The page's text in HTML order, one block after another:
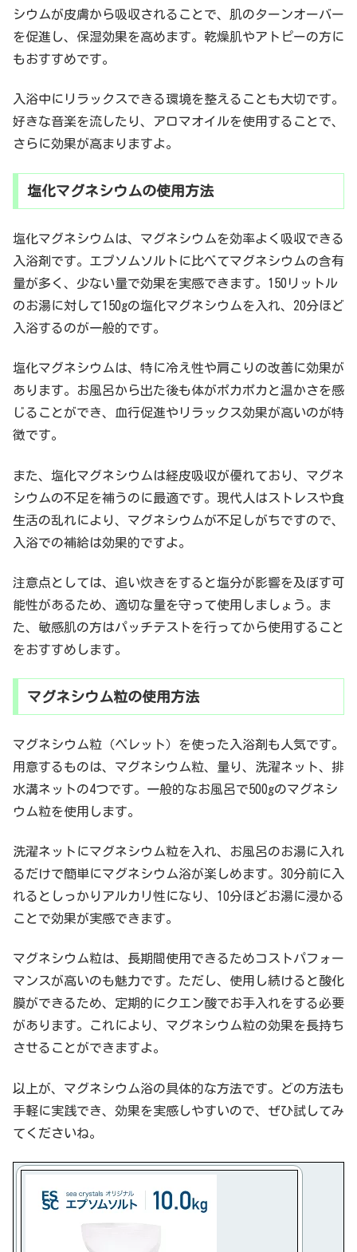
シウムが皮膚から吸収されることで、肌のターンオーバー
を促進し、保湿効果を高めます。乾燥肌やアトピーの方に
もおすすめです。
入浴中にリラックスできる環境を整えることも大切です。
好きな音楽を流したり、アロマオイルを使用することで、
さらに効果が高まりますよ。
塩化マグネシウムの使用方法
塩化マグネシウムは、マグネシウムを効率よく吸収できる
入浴剤です。エプソムソルトに比べてマグネシウムの含有
量が多く、少ない量で効果を実感できます。150リットル
のお湯に対して150gの塩化マグネシウムを入れ、20分ほど
入浴するのが一般的です。
塩化マグネシウムは、特に冷え性や肩こりの改善に効果が
あります。お風呂から出た後も体がポカポカと温かさを感
じることができ、血行促進やリラックス効果が高いのが特
徴です。
また、塩化マグネシウムは経皮吸収が優れており、マグネ
シウムの不足を補うのに最適です。現代人はストレスや食
生活の乱れにより、マグネシウムが不足しがちですので、
入浴での補給は効果的ですよ。
注意点としては、追い炊きをすると塩分が影響を及ぼす可
能性があるため、適切な量を守って使用しましょう。ま
た、敏感肌の方はパッチテストを行ってから使用すること
をおすすめします。
マグネシウム粒の使用方法
マグネシウム粒（ペレット）を使った入浴剤も人気です。
用意するものは、マグネシウム粒、量り、洗濯ネット、排
水溝ネットの4つです。一般的なお風呂で500gのマグネシ
ウム粒を使用します。
洗濯ネットにマグネシウム粒を入れ、お風呂のお湯に入れ
るだけで簡単にマグネシウム浴が楽しめます。30分前に入
れるとしっかりアルカリ性になり、10分ほどお湯に浸かる
ことで効果が実感できます。
マグネシウム粒は、長期間使用できるためコストパフォー
マンスが高いのも魅力です。ただし、使用し続けると酸化
膜ができるため、定期的にクエン酸でお手入れをする必要
があります。これにより、マグネシウム粒の効果を長持ち
させることができますよ。
以上が、マグネシウム浴の具体的な方法です。どの方法も
手軽に実践でき、効果を実感しやすいので、ぜひ試してみ
てくださいね。